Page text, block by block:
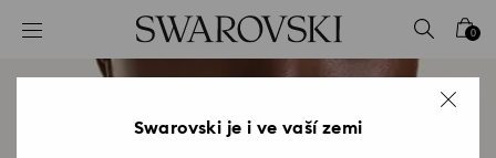
Seznam přístupových kódů
0 – Záhlaví
0
Swarovski je i ve vaší zemi